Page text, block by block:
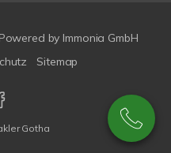
Powered by Immonia GmbH
Sitemap
Gotha